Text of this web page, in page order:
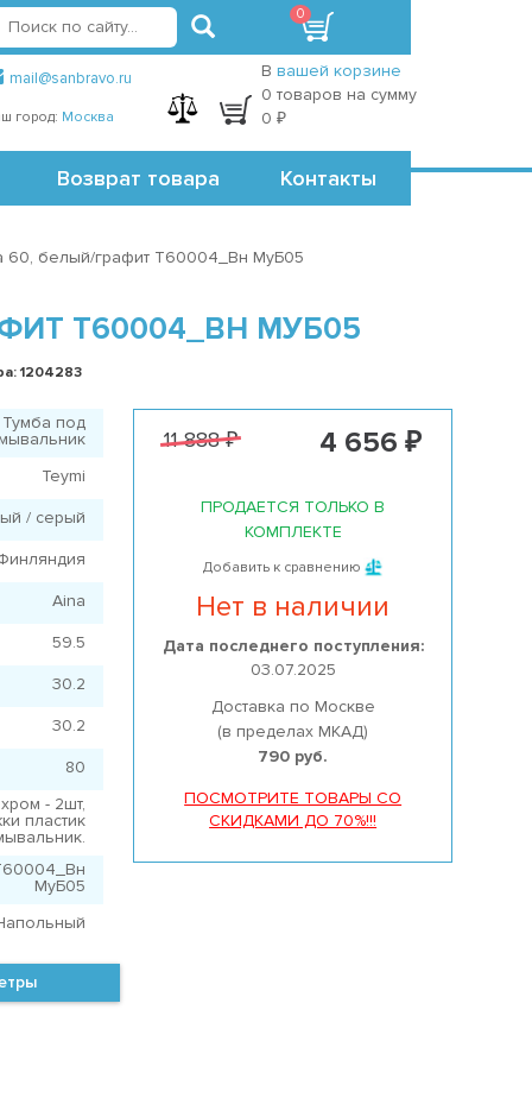
Точки самовывоза
mail@sanbravo.ru
город: Москва
регистрация
В вашей корзине
0 товаров на сумму
0 ₽
Возврат товара Контакты
0
60, белый/графит T60004_Вн МуБ05
T60004_ВН МУБ05
1204283
11 888 ₽ 4 656 ₽
ПРОДАЕТСЯ ТОЛЬКО В
КОМПЛЕКТЕ
Добавить к сравнению
Нет в наличии
Дата последнего поступления:
03.07.2025
Доставка по Москве
(в пределах МКАД)
790 руб.
ПОСМОТРИТЕ ТОВАРЫ СО
СКИДКАМИ ДО 70%!!!
Тумба под
Teymi
/ серый
Aina
59.5
30.2
30.2
80
- 2шт,
пластик
МуБ05